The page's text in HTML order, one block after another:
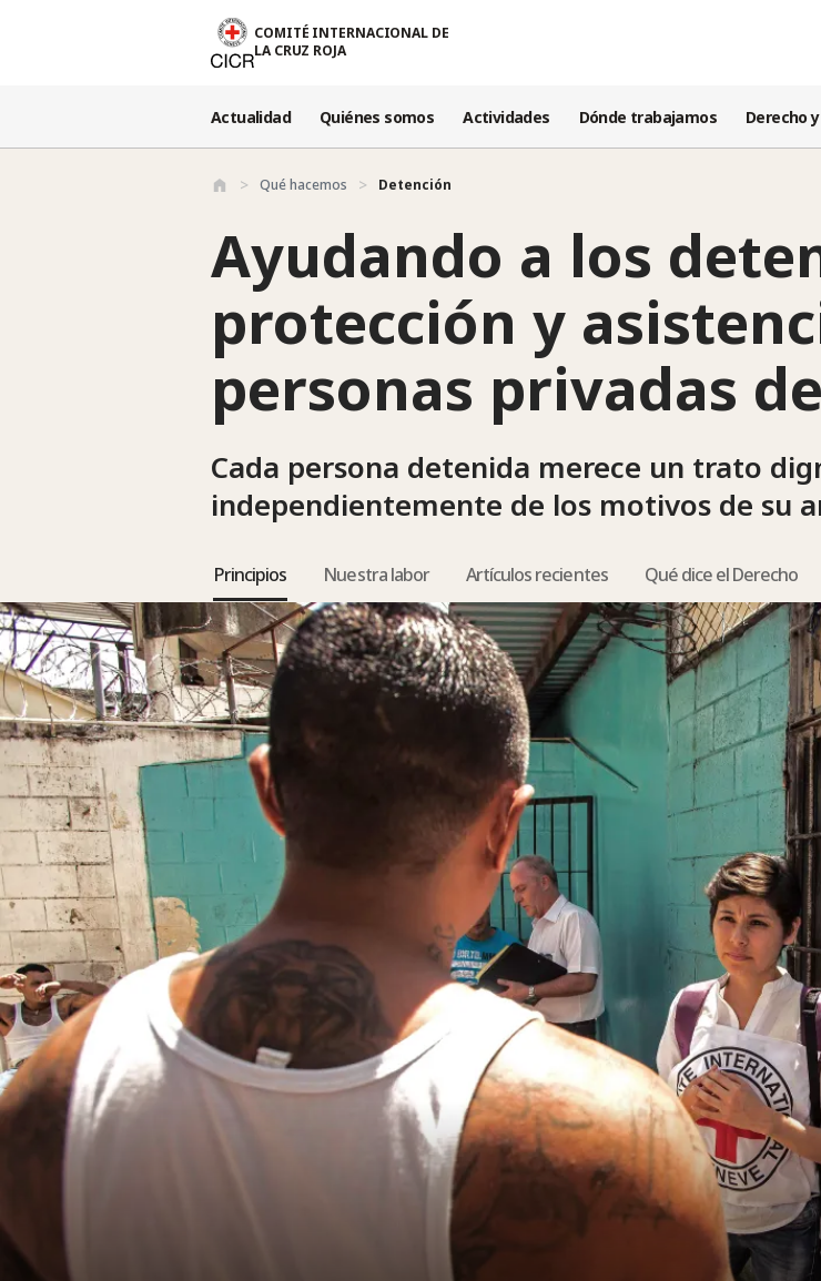
COMITÉ INTERNACIONAL DE
LA CRUZ ROJA
Actualidad Quiénes somos Actividades Dónde trabajamos Derecho
Qué hacemos Detención
Ayudando a los
protección y
personas privadas
Cada persona detenida merece un trato
independientemente de los motivos de su
Principios Nuestra labor Artículos recientes Qué dice el Derecho